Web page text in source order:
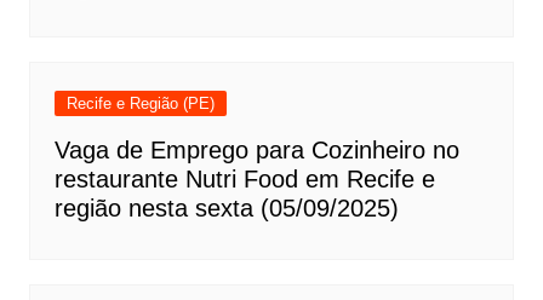
Recife e Região (PE)
Vaga de Emprego para Cozinheiro no
restaurante Nutri Food em Recife e
região nesta sexta (05/09/2025)